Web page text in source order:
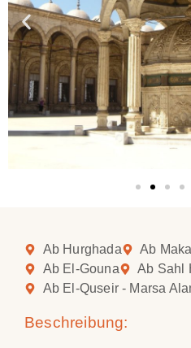
Ab Hurghada
Ab
Ab El-Gouna
Ab Sahl
Ab El-Quseir - Marsa
Beschreibung: